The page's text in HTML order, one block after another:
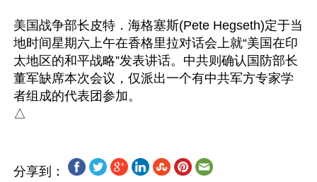
美国战争部长皮特．海格塞斯(Pete Hegseth)定于当
地时间星期六上午在香格里拉对话会上就“美国在印
太地区的和平战略”发表讲话。中共则确认国防部长
董军缺席本次会议，仅派出一个有中共军方专家学
者组成的代表团参加。
分享到：